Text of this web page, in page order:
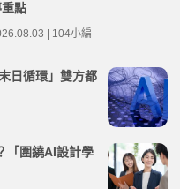
點
| 104小編
日循環」雙方都
「圍繞AI設計學